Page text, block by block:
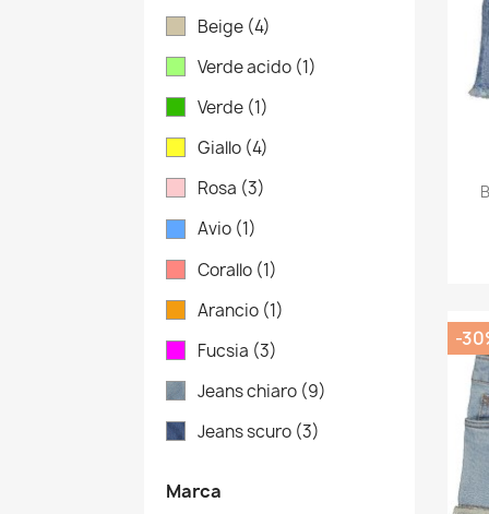
Beige (4)
Verde acido (1)
Verde (1)
Giallo (4)
Rosa (3)
Avio (1)
Corallo (1)
Arancio (1)
Fucsia (3)
Jeans chiaro (9)
Jeans scuro (3)
Marca
-